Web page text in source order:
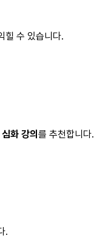
힐 수 있습니다.
화 강의 를 추천합니다.
.